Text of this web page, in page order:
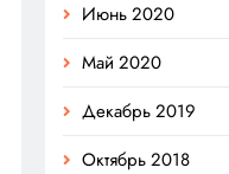
Июнь 2020
Май 2020
Декабрь 2019
Октябрь 2018